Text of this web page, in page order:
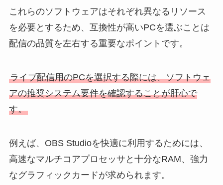
これらのソフトウェアはそれぞれ異なるリソース
を必要とするため、互換性が高いPCを選ぶことは
配信の品質を左右する重要なポイントです。
ライブ配信用のPCを選択する際には、ソフトウェ
アの推奨システム要件を確認することが肝心で
す。
例えば、OBS Studioを快適に利用するためには、
高速なマルチコアプロセッサと十分なRAM、強力
なグラフィックカードが求められます。